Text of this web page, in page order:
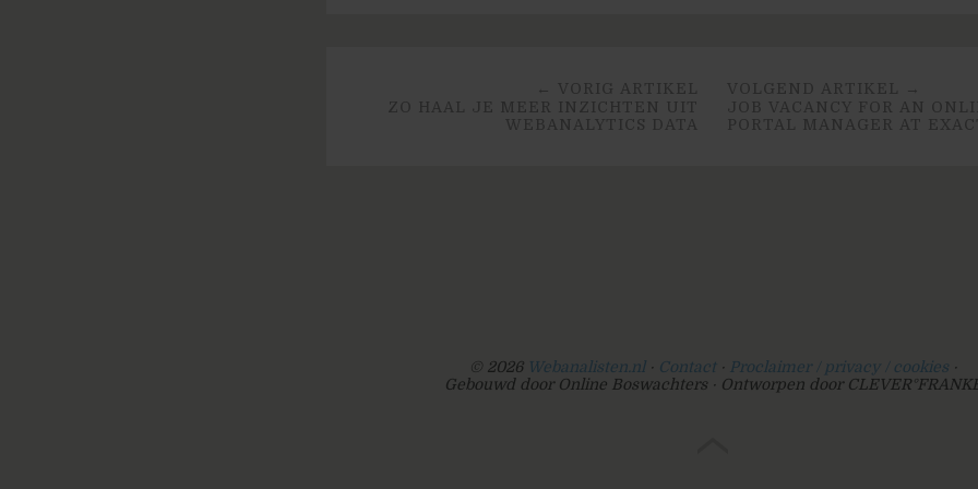
VOLGEND ARTIKEL →
JOB VACANCY FOR AN
PORTAL MANAGER AT
← VORIG ARTIKEL
ZO HAAL JE MEER INZICHTEN UIT
WEBANALYTICS DATA
© 2026 Webanalisten.nl Contact
Proclaimer / privacy / cookies
Gebouwd door Online Boswachters
Ontworpen door